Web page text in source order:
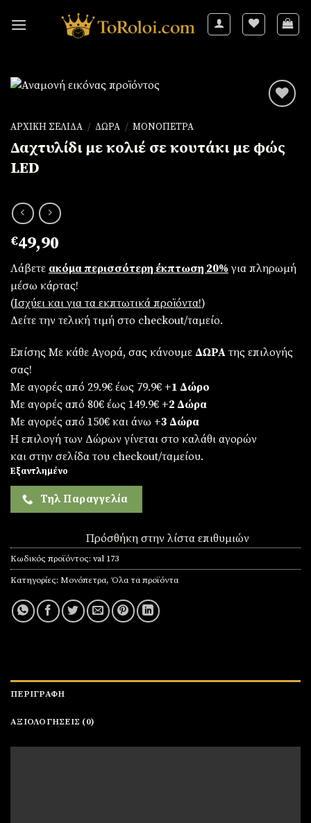
Πρόσθήκη
στην
ΑΡΧΙΚΉ ΣΕΛΊΔΑ / ΔΏΡΑ / ΜΟΝΌΠΕΤΡΑ
Δαχτυλίδι με κολιέ σε κουτάκι με φώς
LED
€49,90
Λάβετε ακόμα περισσότερη έκπτωση 20% για πληρωμή
μέσω κάρτας!
(Iσχύει και για τα εκπτωτικά προϊόντα!)
Δείτε την τελική τιμή στο checkout/ταμείο.
Επίσης Με κάθε Αγορά, σας κάνουμε ΔΩΡΑ της επιλογής
σας!
Με αγορές από 29.9€ έως 79.9€ +1 Δώρο
Με αγορές από 80€ έως 149.9€ +2 Δώρα
Με αγορές από 150€ και άνω +3 Δώρα
Η επιλογή των Δώρων γίνεται στο καλάθι αγορών
και στην σελίδα του checkout/ταμείου.
Εξαντλημένο
Τηλ Παραγγελία
Πρόσθήκη στην λίστα επιθυμιών
Κωδικός προϊόντος: val 173
Κατηγορίες: Μονόπετρα, Όλα τα προϊόντα
ΠΕΡΙΓΡΑΦΉ
ΑΞΙΟΛΟΓΉΣΕΙΣ (0)